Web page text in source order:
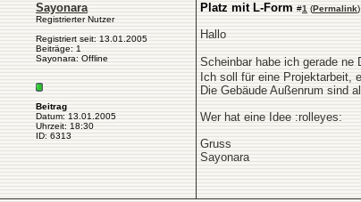
Sayonara
Registrierter Nutzer
Registriert seit: 13.01.2005
Beiträge: 1
Sayonara: Offline
Beitrag
Datum: 13.01.2005
Uhrzeit: 18:30
ID: 6313
Platz mit L-Form #1 (Permalink)
Hallo
Scheinbar habe ich gerade ne
Ich soll für eine Projektarbeit,
Die Gebäude Außenrum sind
Wer hat eine Idee :rolleyes:
Gruss
Sayonara